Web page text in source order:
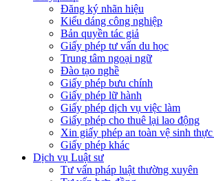
Đăng ký nhãn hiệu
Kiểu dáng công nghiệp
Bản quyền tác giả
Giấy phép tư vấn du học
Trung tâm ngoại ngữ
Đào tạo nghề
Giấy phép bưu chính
Giấy phép lữ hành
Giấy phép dịch vụ việc làm
Giấy phép cho thuê lại lao động
Xin giấy phép an toàn vệ sinh
Giấy phép khác
Dịch vụ Luật sư
Tư vấn pháp luật thường xuyên